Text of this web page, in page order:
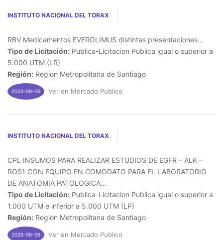
INSTITUTO NACIONAL DEL TORAX
RBV Medicamentos EVEROLIMUS distintas presentaciones...
Tipo de Licitación: Publica-Licitacion Publica igual o superior a
5.000 UTM (LR)
Región: Region Metropolitana de Santiago
2026-08-06 Ver en Mercado Publico
INSTITUTO NACIONAL DEL TORAX
CPL INSUMOS PARA REALIZAR ESTUDIOS DE EGFR – ALK –
ROS1 CON EQUIPO EN COMODATO PARA EL LABORATORIO
DE ANATOMIA PATOLOGICA...
Tipo de Licitación: Publica-Licitacion Publica igual o superior a
1.000 UTM e inferior a 5.000 UTM (LP)
Región: Region Metropolitana de Santiago
2026-08-06 Ver en Mercado Publico